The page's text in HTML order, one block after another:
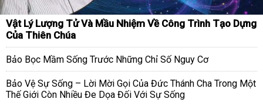
Vật Lý Lượng Tử Và Mầu Nhiệm Về Công Trình Tạo Dựng
Của Thiên Chúa
Bảo Bọc Mầm Sống Trước Những Chỉ Số Nguy Cơ
Bảo Vệ Sự Sống – Lời Mời Gọi Của Đức Thánh Cha Trong Một
Thế Giới Còn Nhiều Đe Dọa Đối Với Sự Sống